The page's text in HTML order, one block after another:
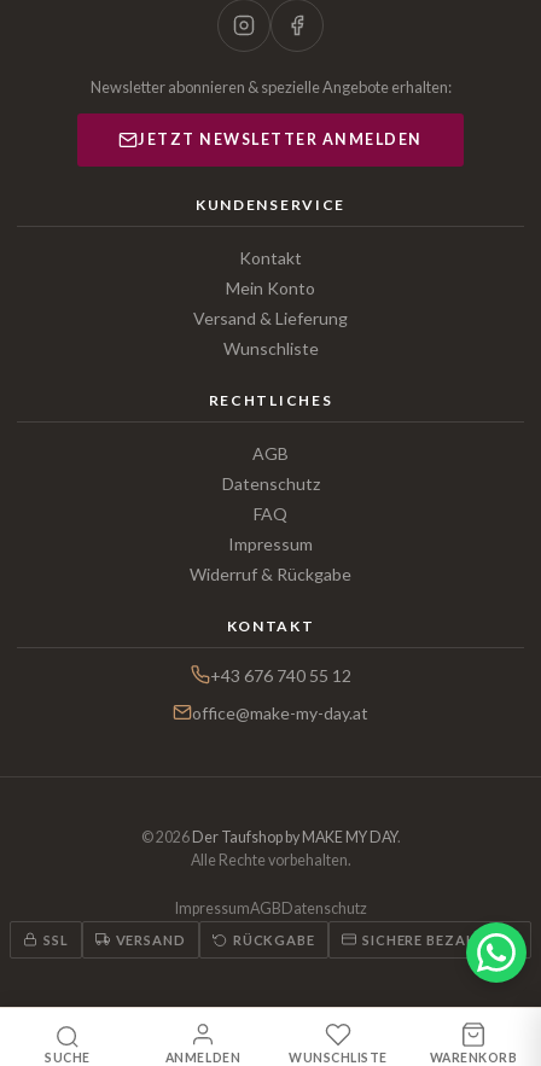
SUCHE ANMELDEN WUNSCHLISTE WARENKORB
Newsletter abonnieren & spezielle Angebote erhalten:
JETZT NEWSLETTER ANMELDEN
KUNDENSERVICE
Kontakt
Mein Konto
Versand & Lieferung
Wunschliste
RECHTLICHES
AGB
Datenschutz
FAQ
Impressum
Widerruf & Rückgabe
KONTAKT
+43 676 740 55 12
office@make-my-day.at
© 2026 Der Taufshop by MAKE MY DAY.
Alle Rechte vorbehalten.
ImpressumAGB Datenschutz
SSL VERSAND RÜCKGABE SICHERE BEZAHLUNG